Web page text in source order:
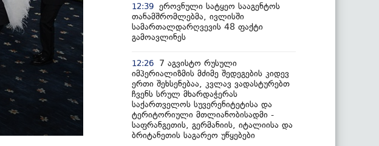
12:39 ეროვნული სატყეო სააგენტოს
თანამშრომლებმა, ივლისში
სამართალდარღვევის 48 ფაქტი
გამოავლინეს
12:26
7 აგვისტო რუსული
იმპერიალიზმის მძიმე შედეგების კიდევ
ერთი შეხსენებაა, კვლავ ვადასტურებთ
ჩვენს სრულ მხარდაჭერას
საქართველოს სუვერენიტეტისა და
ტერიტორიული მთლიანობისადმი -
საფრანგეთის, გერმანიის, იტალიისა და
ბრიტანეთის საგარეო უწყებები